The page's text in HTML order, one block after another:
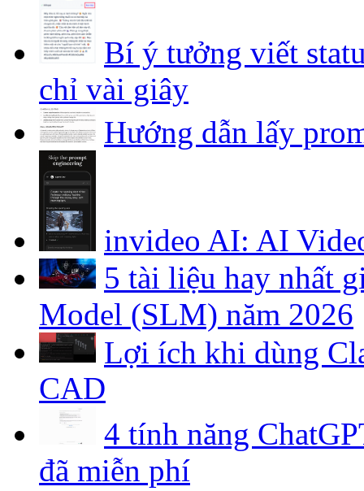
Bí ý tưởng viết
chỉ vài giây
Hướng dẫn lấy
invideo AI: AI
5 tài liệu hay nhất
Model (SLM) năm 2026
Lợi ích khi dùng
CAD
4 tính năng
đã miễn phí